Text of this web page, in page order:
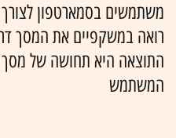
משתמשים בסמארטפון
רואה במשקפיים את המסך
התוצאה היא תחושה של
המשתמש